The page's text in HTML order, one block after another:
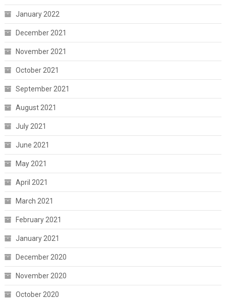
January 2022
December 2021
November 2021
October 2021
September 2021
August 2021
July 2021
June 2021
May 2021
April 2021
March 2021
February 2021
January 2021
December 2020
November 2020
October 2020